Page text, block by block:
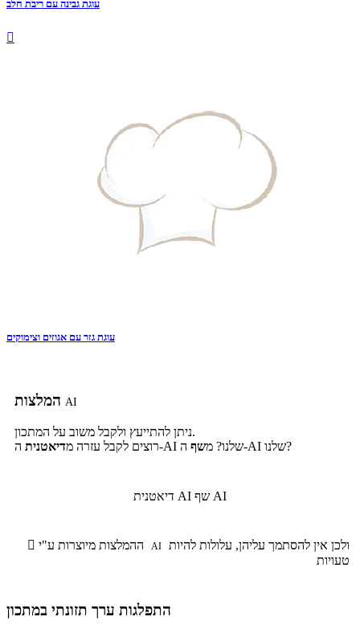
עוגת גבינה עם ריבת חלב

עוגת גזר עם אגוזים וצימוקים
AI
ניתן להתייעץ ולקבל משוב על המתכון.
רוצים לקבל עזרה מדיאטנית ה-AI שלנו? משף ה-AI שלנו?
דיאטנית AI שף AI
 AI
טעויות
התפלגות ערך תזונתי במתכון